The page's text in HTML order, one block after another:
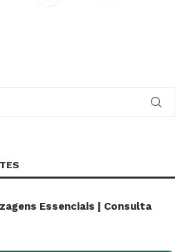
Essenciais | Consulta